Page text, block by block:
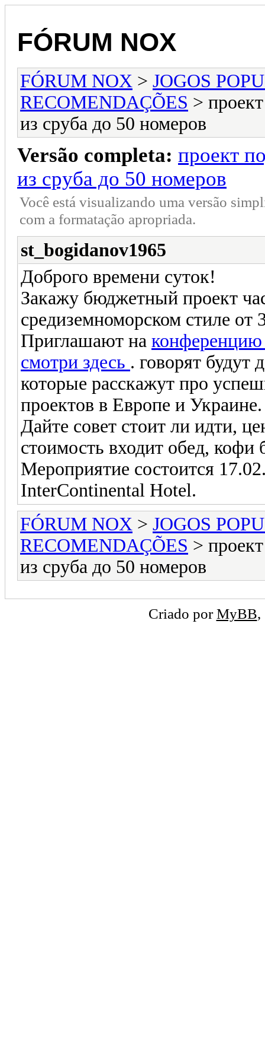
FÓRUM NOX
FÓRUM NOX > JOGOS
RECOMENDAÇÕES >
из сруба до 50 номеров
Versão completa: проект
из сруба до 50 номеров
Você está visualizando uma versão
com a formatação apropriada.
st_bogidanov1965
Доброго времени суток!
Закажу бюджетный проект
средиземноморском стиле от
Приглашают на конференцию
смотри здесь . говорят
которые расскажут про
проектов в Европе и Украине.
Дайте совет стоит ли идти,
стоимость входит обед,
Мероприятие состоится
InterСontinental Hotel.
FÓRUM NOX > JOGOS
RECOMENDAÇÕES >
из сруба до 50 номеров
Criado porMyBB,